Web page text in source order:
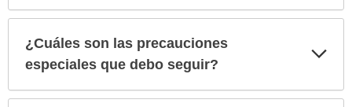
¿Cuáles son las precauciones
especiales que debo seguir?